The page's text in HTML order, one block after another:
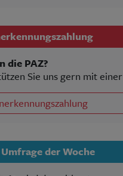
die PAZ?
Sie uns gern mit einer
Umfrage der Woche